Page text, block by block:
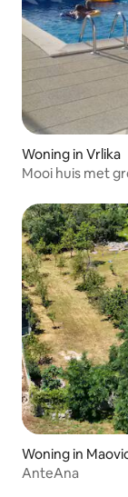
Woning in Vrlika
Mooi huis met
Woning in
AnteAna